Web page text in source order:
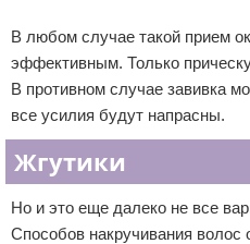
В любом случае такой прием
эффективным. Только
В противном случае завивка
все усилия будут напрасны.
Жгутики
Но и это еще далеко не все
Способов накручивания волос